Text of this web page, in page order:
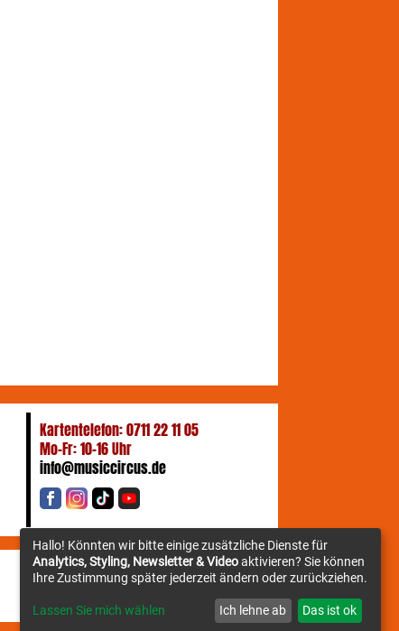
Kartentelefon: 0711 22 11 05
Mo-Fr: 10-16 Uhr
info@musiccircus.de
Newsletter
Hallo! Könnten wir bitte einige zusätzliche Dienste für
Analytics, Styling, Newsletter & Videoaktivieren? Sie können
Ihre Zustimmung später jederzeit ändern oder zurückziehen.
Lassen Sie mich wählen Ich lehne ab Das ist ok